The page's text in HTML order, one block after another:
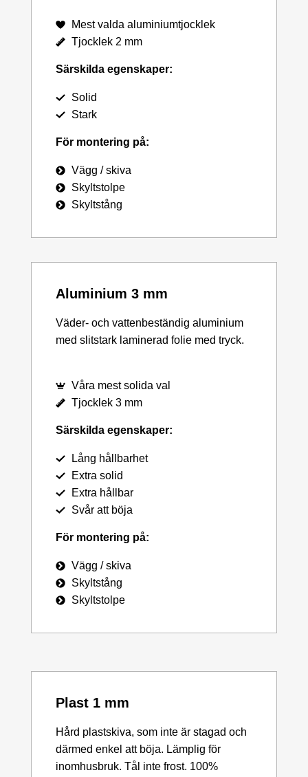
Mest valda aluminiumtjocklek
Tjocklek 2 mm
Särskilda egenskaper:
Solid
Stark
För montering på:
Vägg / skiva
Skyltstolpe
Skyltstång
Aluminium 3 mm
Väder- och vattenbeständig aluminium
med slitstark laminerad folie med tryck.
Våra mest solida val
Tjocklek 3 mm
Särskilda egenskaper:
Lång hållbarhet
Extra solid
Extra hållbar
Svår att böja
För montering på:
Vägg / skiva
Skyltstång
Skyltstolpe
Plast 1 mm
Hård plastskiva, som inte är stagad och
därmed enkel att böja. Lämplig för
inomhusbruk. Tål inte frost. 100%